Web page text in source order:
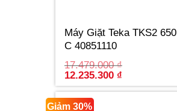
Máy Giặt Teka TKS2 650
C 40851110
17.479.000₫
Original
price
was:
17.479.000 ₫.
12.235.300 ₫
price
is:
Giảm 30%